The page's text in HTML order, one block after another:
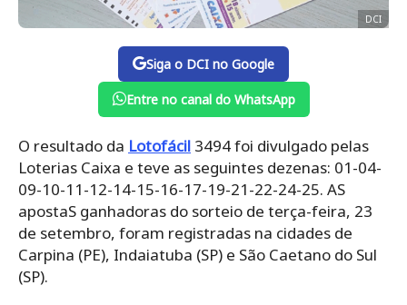
DCI
Siga o DCI no Google
Entre no canal do WhatsApp
O resultado da Lotofácil 3494 foi divulgado pelas
Loterias Caixa e teve as seguintes dezenas: 01-04-
09-10-11-12-14-15-16-17-19-21-22-24-25. AS
apostaS ganhadoras do sorteio de terça-feira, 23
de setembro, foram registradas na cidades de
Carpina (PE), Indaiatuba (SP) e São Caetano do Sul
(SP).